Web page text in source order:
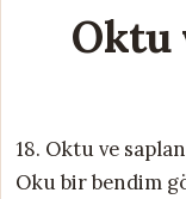
Oktu
18. Oktu ve
Oku bir bendim